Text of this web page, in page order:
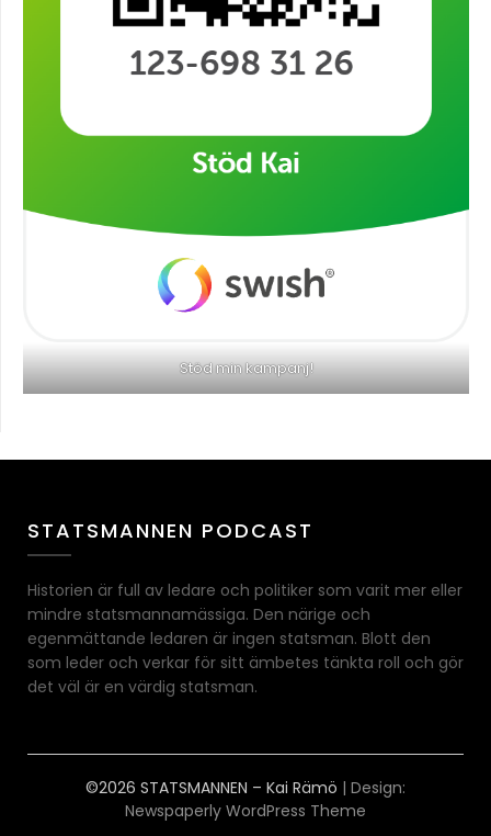
Stöd min kampanj!
STATSMANNEN PODCAST
Historien är full av ledare och politiker som varit mer eller
mindre statsmannamässiga. Den närige och
egenmättande ledaren är ingen statsman. Blott den
som leder och verkar för sitt ämbetes tänkta roll och gör
det väl är en värdig statsman.
©2026 STATSMANNEN – Kai Rämö | Design:
Newspaperly WordPress Theme